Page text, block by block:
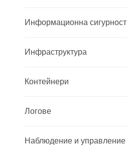
Информационна сигурност
Инфраструктура
Контейнери
Логове
Наблюдение и управление